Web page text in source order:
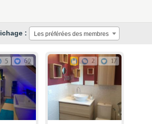
: Les préférées des membres
5 69 2 17